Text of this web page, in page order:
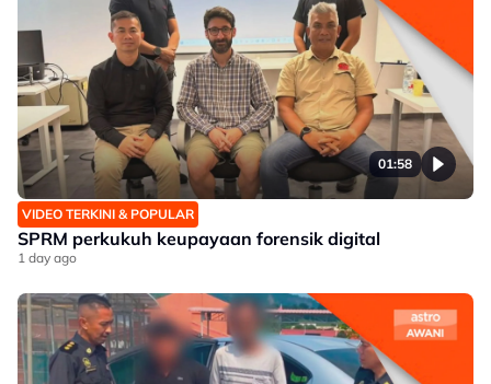
01:58
VIDEO TERKINI & POPULAR
SPRM perkukuh keupayaan forensik digital
1 day ago